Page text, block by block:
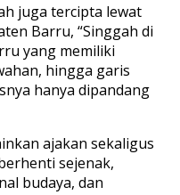
juga tercipta lewat
Barru, “Singgah di
yang memiliki
hingga garis
hanya dipandang
ajakan sekaligus
sejenak,
budaya, dan